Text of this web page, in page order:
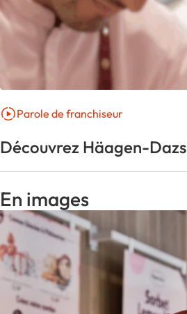
Découvrez Häagen-Dazs
Parole de franchiseur
En images